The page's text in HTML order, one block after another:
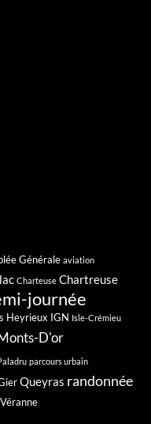
Générale aviation
Charteuse Chartreuse
journée
Heyrieux IGN Isle-Crémieu
Monts-D'or
parcours urbain
Queyras randonnée
Véranne